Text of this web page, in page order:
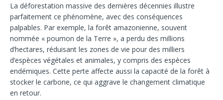
La déforestation massive des dernières décennies illustre
parfaitement ce phénomène, avec des conséquences
palpables. Par exemple, la forêt amazonienne, souvent
nommée « poumon de la Terre », a perdu des millions
d’hectares, réduisant les zones de vie pour des milliers
d’espèces végétales et animales, y compris des espèces
endémiques. Cette perte affecte aussi la capacité de la forêt à
stocker le carbone, ce qui aggrave le changement climatique
en retour.